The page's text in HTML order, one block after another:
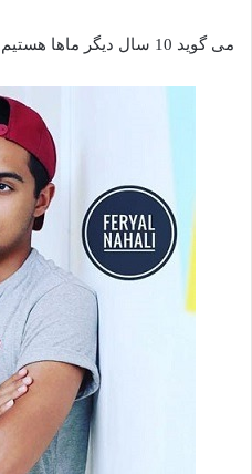
می گوید 10 سال دیگر ماها هستیم که در این عرصه باید کار کنیم !